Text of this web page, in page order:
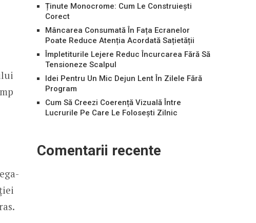
Ținute Monocrome: Cum Le Construiești
Corect
Mâncarea Consumată În Fața Ecranelor
Poate Reduce Atenția Acordată Sațietății
Împletiturile Lejere Reduc Încurcarea Fără Să
Tensioneze Scalpul
Idei Pentru Un Mic Dejun Lent În Zilele Fără
Program
Cum Să Creezi Coerență Vizuală Între
Lucrurile Pe Care Le Folosești Zilnic
Comentarii recente